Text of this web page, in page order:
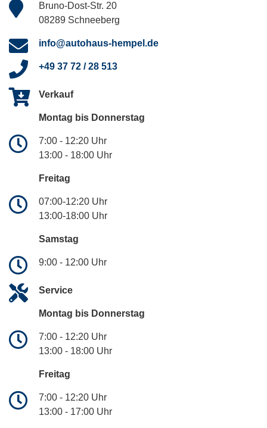
Bruno-Dost-Str. 20
08289 Schneeberg
info@autohaus-hempel.de
+49 37 72 / 28 513
Verkauf
Montag bis Donnerstag
7:00 - 12:20 Uhr
13:00 - 18:00 Uhr
Freitag
07:00-12:20 Uhr
13:00-18:00 Uhr
Samstag
9:00 - 12:00 Uhr
Service
Montag bis Donnerstag
7:00 - 12:20 Uhr
13:00 - 18:00 Uhr
Freitag
7:00 - 12:20 Uhr
13:00 - 17:00 Uhr